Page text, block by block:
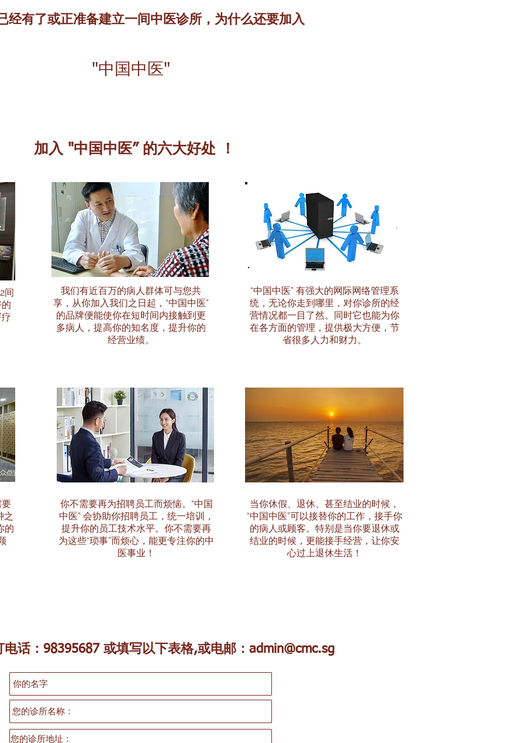
经有了或正准备建立一间中医诊所，为什么还要加入
"中国中医"
​加入 "中国中医” 的六大好处 ！
间
我们有近百万的病人群体可与您共
享，从你加入我们之日起，“中国中医”
的品牌便能使你在短时间内接触到更
多病人，提高你的知名度，提升你的
经营业绩。
“中国中医” 有强大的网际网络管理系
统，无论你走到哪里，对你诊所的经
营情况都一目了然。同时它也能为你
在各方面的管理，提供极大方便，节
省很多人力和财力。
之
的
你不需要再为招聘员工而烦恼。“中国
中医” 会协助你招聘员工，统一培训，
提升你的员工技术水平。你不需要再
为这些“琐事”而烦心，能更专注你的中
医事业！
当你休假、退休、甚至结业的时候，
“中国中医”可以接替你的工作，接手你
的病人或顾客。特别是当你要退休或
结业的时候，更能接手经营，让你安
心过上退休生活！
话：98395687 或填写以下表格,或电邮： admin@cmc.sg